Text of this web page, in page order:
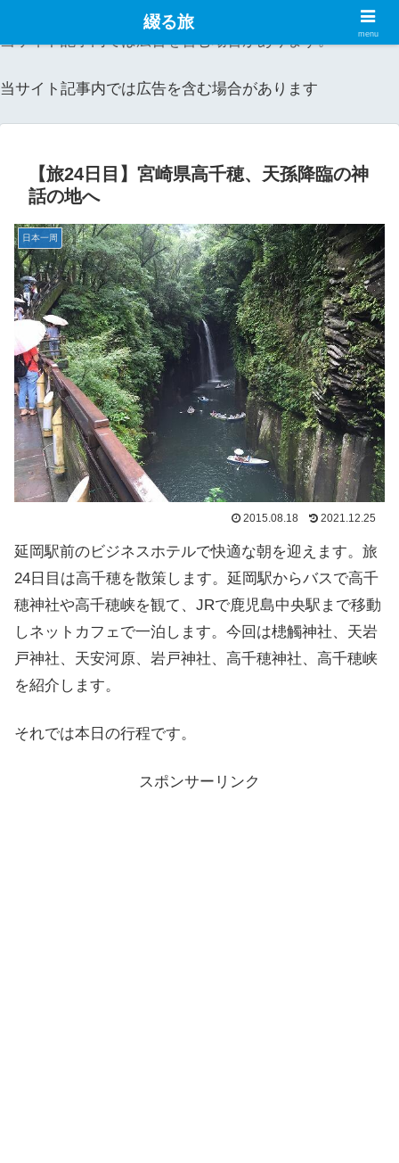
当サイト記事内では広告を含む場合があります。
当サイト記事内では広告を含む場合があります
【旅24日目】宮崎県高千穂、天孫降臨の神
話の地へ
日本一周
2015.08.18 2021.12.25
延岡駅前のビジネスホテルで快適な朝を迎えます。旅
24日目は高千穂を散策します。延岡駅からバスで高千
穂神社や高千穂峡を観て、JRで鹿児島中央駅まで移動
しネットカフェで一泊します。今回は槵觸神社、天岩
戸神社、天安河原、岩戸神社、高千穂神社、高千穂峡
を紹介します。
それでは本日の行程です。
スポンサーリンク
綴る旅
menu